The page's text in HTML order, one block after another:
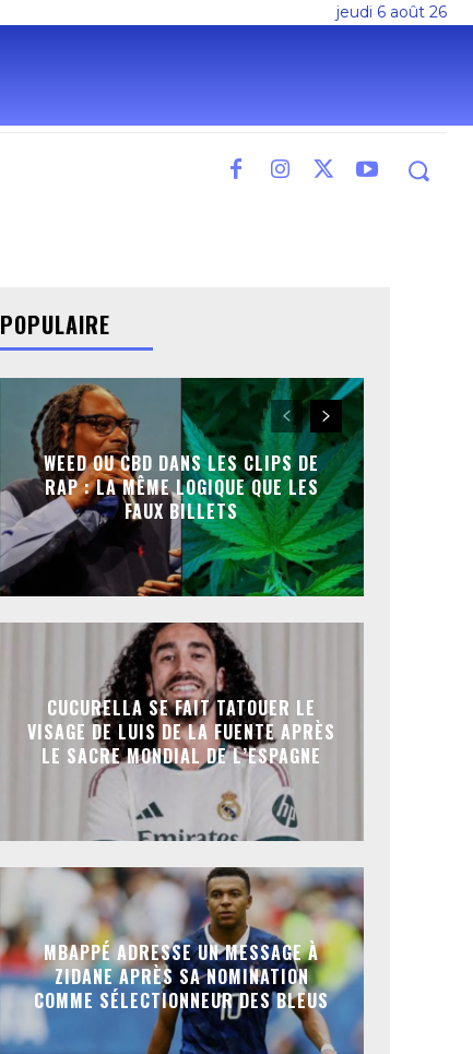
jeudi 6 août 26
POPULAIRE
WEED OU CBD DANS LES CLIPS DE
RAP : LA MÊME LOGIQUE QUE LES
FAUX BILLETS
CUCURELLA SE FAIT TATOUER LE
VISAGE DE LUIS DE LA FUENTE APRÈS
LE SACRE MONDIAL DE L’ESPAGNE
MBAPPÉ ADRESSE UN MESSAGE À
ZIDANE APRÈS SA NOMINATION
COMME SÉLECTIONNEUR DES BLEUS